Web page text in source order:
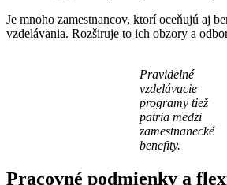
Je mnoho zamestnancov, ktorí oceňujú aj
vzdelávania. Rozširuje to ich obzory a
Pravidelné
vzdelávacie
programy tiež
patria medzi
zamestnanecké
benefity.
Pracovné podmienky a